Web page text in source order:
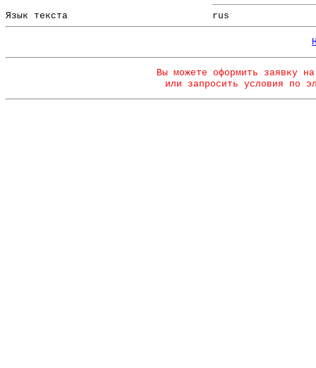
Язык текста rus
Вы можете оформить заявку
или запросить условия по